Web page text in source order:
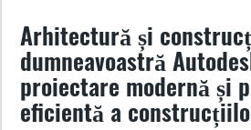
Arhitectură și
dumneavoastră
proiectare modernă și
eficientă a